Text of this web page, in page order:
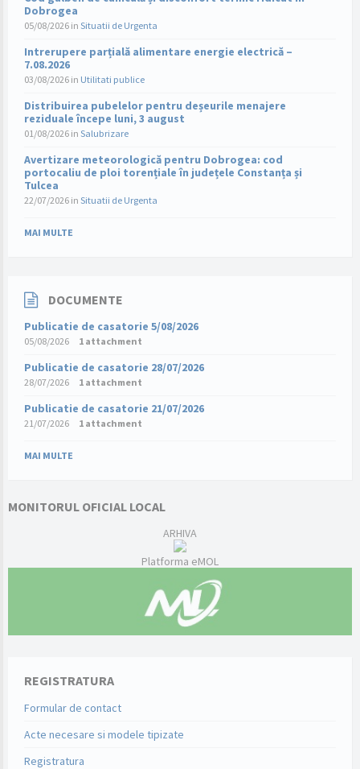
Dobrogea
05/08/2026 in Situatii de Urgenta
Intrerupere parțială alimentare energie electrică –
7.08.2026
03/08/2026 in Utilitati publice
Distribuirea pubelelor pentru deșeurile menajere
reziduale începe luni, 3 august
01/08/2026 in Salubrizare
Avertizare meteorologică pentru Dobrogea: cod
portocaliu de ploi torențiale în județele Constanța și
Tulcea
22/07/2026 in Situatii de Urgenta
MAI MULTE
DOCUMENTE
Publicatie de casatorie 5/08/2026
05/08/2026 1 attachment
Publicatie de casatorie 28/07/2026
28/07/2026 1 attachment
Publicatie de casatorie 21/07/2026
21/07/2026 1 attachment
MAI MULTE
MONITORUL OFICIAL LOCAL
ARHIVA
Platforma eMOL
REGISTRATURA
Formular de contact
Acte necesare si modele tipizate
Registratura